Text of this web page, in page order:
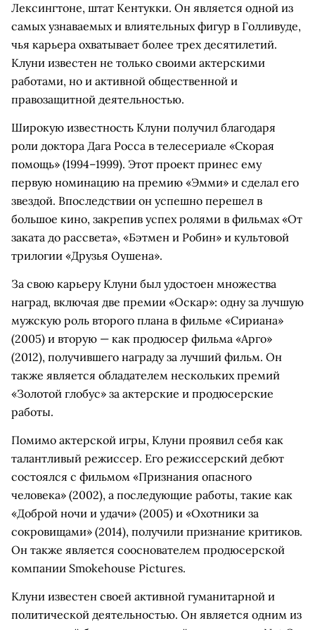
Лексингтоне, штат Кентукки. Он является одной из
самых узнаваемых и влиятельных фигур в Голливуде,
чья карьера охватывает более трех десятилетий.
Клуни известен не только своими актерскими
работами, но и активной общественной и
правозащитной деятельностью.
Широкую известность Клуни получил благодаря
роли доктора Дага Росса в телесериале «Скорая
помощь» (1994–1999). Этот проект принес ему
первую номинацию на премию «Эмми» и сделал его
звездой. Впоследствии он успешно перешел в
большое кино, закрепив успех ролями в фильмах «От
заката до рассвета», «Бэтмен и Робин» и культовой
трилогии «Друзья Оушена».
За свою карьеру Клуни был удостоен множества
наград, включая две премии «Оскар»: одну за лучшую
мужскую роль второго плана в фильме «Сириана»
(2005) и вторую — как продюсер фильма «Арго»
(2012), получившего награду за лучший фильм. Он
также является обладателем нескольких премий
«Золотой глобус» за актерские и продюсерские
работы.
Помимо актерской игры, Клуни проявил себя как
талантливый режиссер. Его режиссерский дебют
состоялся с фильмом «Признания опасного
человека» (2002), а последующие работы, такие как
«Доброй ночи и удачи» (2005) и «Охотники за
сокровищами» (2014), получили признание критиков.
Он также является сооснователем продюсерской
компании Smokehouse Pictures.
Клуни известен своей активной гуманитарной и
политической деятельностью. Он является одним из